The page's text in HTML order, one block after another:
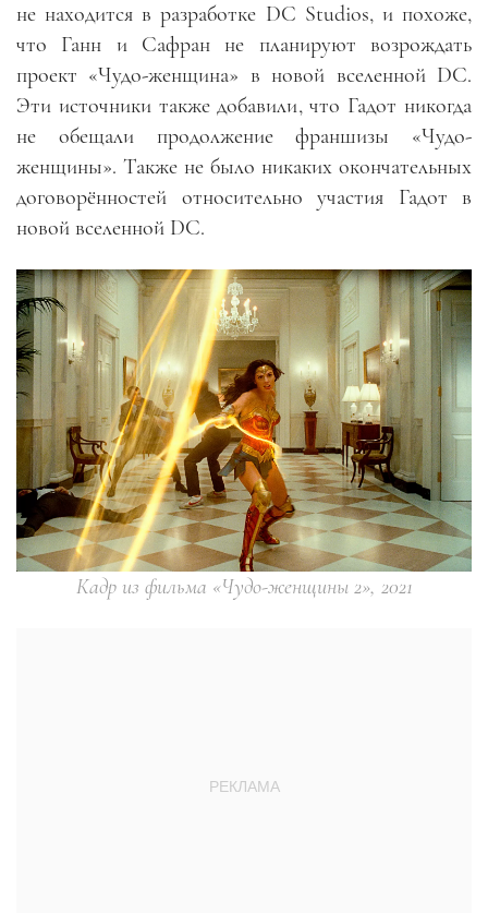
не находится в разработке DC Studios, и похоже,
что Ганн и Сафран не планируют возрождать
проект «Чудо-женщина» в новой вселенной DC.
Эти источники также добавили, что Гадот никогда
не обещали продолжение франшизы «Чудо-
женщины». Также не было никаких окончательных
договорённостей относительно участия Гадот в
новой вселенной DC.
Кадр из фильма «Чудо-женщины 2», 2021